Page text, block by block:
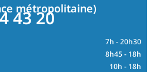
métropolitaine)
43 20
7h - 20h30
8h45 - 18h
10h - 18h